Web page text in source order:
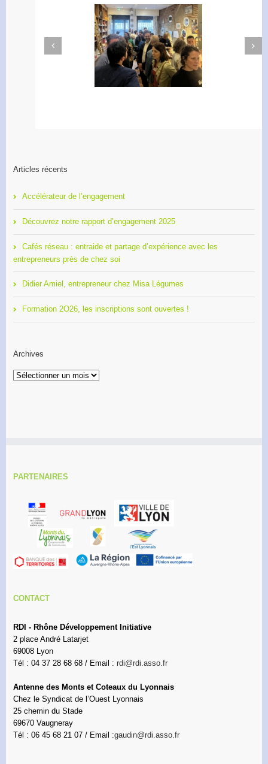
Accélérateur de
l’engagement
Previous
Next
Articles récents
Accélérateur de l’engagement
Découvrez notre rapport d’engagement 2025
Cafés réseau : entraide et partage d’expérience avec les
entrepreneurs près de chez soi
Didier Amiel, entrepreneur chez Misa Légumes
Formation 2O26, les inscriptions sont ouvertes !
Archives
Archives
PARTENAIRES
CONTACT
RDI - Rhône Développement Initiative
2 place André Latarjet
69008 Lyon
Tél : 04 37 28 68 68 / Email : rdi@rdi.asso.fr
Antenne des Monts et Coteaux du Lyonnais
Chez le Syndicat de l’Ouest Lyonnais
25 chemin du Stade
69670 Vaugneray
Tél : 06 45 68 21 07 / Email :gaudin@rdi.asso.fr